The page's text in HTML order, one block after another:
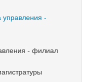
управления -
- филиал